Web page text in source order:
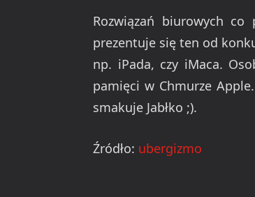
Rozwiązań biurowych
prezentuje się ten od
np. iPada, czy iMaca.
pamięci w Chmurze
smakuje Jabłko ;).
Źródło: ubergizmo